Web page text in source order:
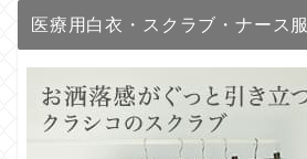
医療用白衣・スクラブ・ナース服